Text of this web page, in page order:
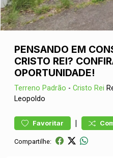
PENSANDO EM
CRISTO REI?
OPORTUNIDADE!
Terreno Padrão - Cristo Rei
Leopoldo
Favoritar |
Compartilhe: